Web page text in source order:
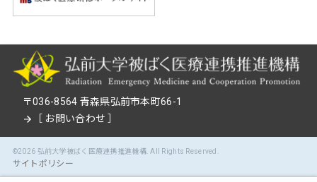
〒036-8564 青森県弘前市本町66-1
お問い合わせ
©2026 弘前大学被ばく医療連携推進機構. All Rights Reserved.
サイトポリシー